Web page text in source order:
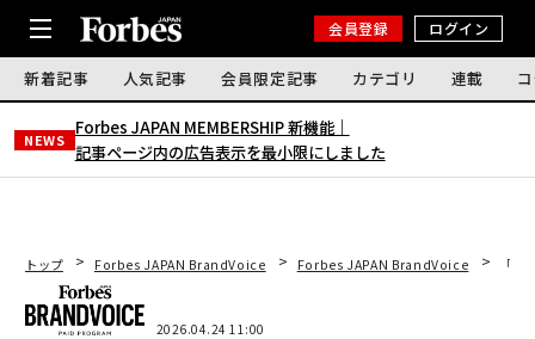
会員登録 ログイン
新着記事 人気記事 会員限定記事 カテゴリ 連載
NEWS
Forbes JAPAN MEMBERSHIP 新機能｜
記事ページ内の広告表示を最小限にしました
トップ Forbes JAPAN BrandVoice Forbes JAPAN BrandVoice 「
2026.04.24 11:00